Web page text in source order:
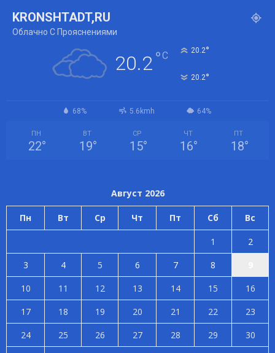
KRONSHTADT,RU
Облачно С Прояснениями
20.2°C 20.2°
20.2°
68% 5.6kmh 64%
ПН
22°
ВТ
19°
СР
15°
ЧТ
16°
ПТ
18°
Август 2026
Пн Вт Ср Чт Пт Сб Вс
1
2
3
4 5 6 7 8
10
11 12 13 14 15
16
17
18 19 20 21 22
23
24
25 26 27 28 29
30